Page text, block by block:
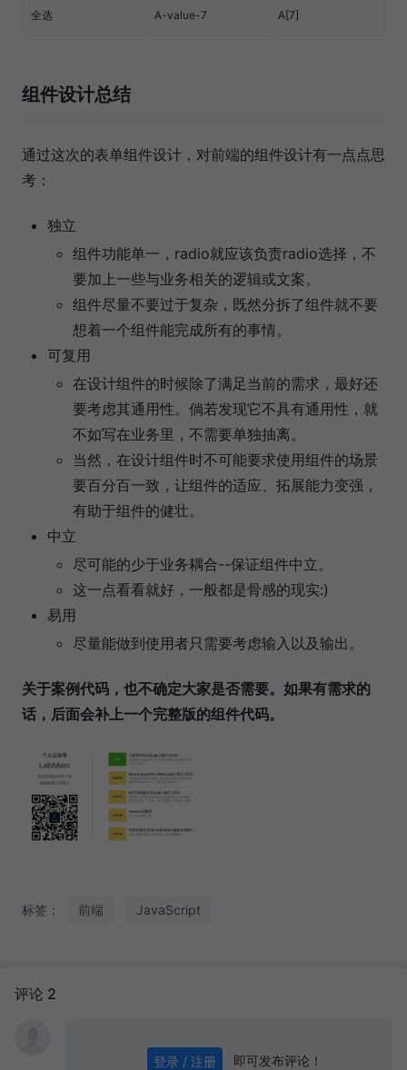
全选 A-value-7 A[7]
组件设计总结
通过这次的表单组件设计，对前端的组件设计有一点点思
考：
独立
组件功能单一，radio就应该负责radio选择，不
要加上一些与业务相关的逻辑或文案。
组件尽量不要过于复杂，既然分拆了组件就不要
想着一个组件能完成所有的事情。
可复用
在设计组件的时候除了满足当前的需求，最好还
要考虑其通用性。倘若发现它不具有通用性，就
不如写在业务里，不需要单独抽离。
当然，在设计组件时不可能要求使用组件的场景
要百分百一致，让组件的适应、拓展能力变强，
有助于组件的健壮。
中立
尽可能的少于业务耦合--保证组件中立。
这一点看看就好，一般都是骨感的现实:)
易用
尽量能做到使用者只需要考虑输入以及输出。
关于案例代码，也不确定大家是否需要。如果有需求的
话，后面会补上一个完整版的组件代码。
标签： 前端 JavaScript
评论 2
登录 / 注册 即可发布评论！